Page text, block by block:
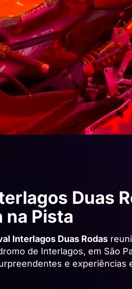
Duas
na Pista
Interlagos Duas Rodas
de Interlagos, em São
e experiências